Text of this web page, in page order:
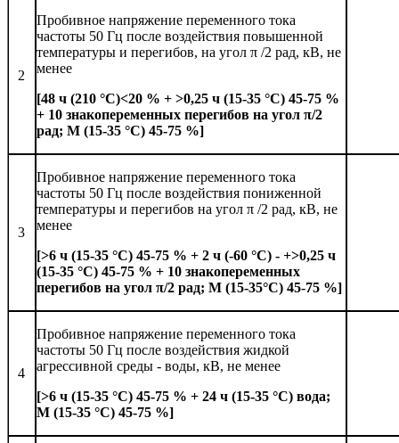
2
Пробивное напряжение переменного тока
частоты 50 Гц после воздействия повышенной
температуры и перегибов, на угол π /2 рад, кВ, не
менее
[48 ч (210 °С)<20 % + >0,25 ч (15-35 °С) 45-75 %
+ 10 знакопеременных перегибов на угол π/2
рад; М (15-35 °С) 45-75 %]
3
Пробивное напряжение переменного тока
частоты 50 Гц после воздействия пониженной
температуры и перегибов на угол π /2 рад, кВ, не
менее
[>6 ч (15-35 °С) 45-75 % + 2 ч (-60 °С) - +>0,25 ч
(15-35 °С) 45-75 % + 10 знакопеременных
перегибов на угол π/2 рад; М (15-35°С) 45-75 %]
4
Пробивное напряжение переменного тока
частоты 50 Гц после воздействия жидкой
агрессивной среды - воды, кВ, не менее
[>6 ч (15-35 °С) 45-75 % + 24 ч (15-35 °С) вода;
М (15-35 °С) 45-75 %]